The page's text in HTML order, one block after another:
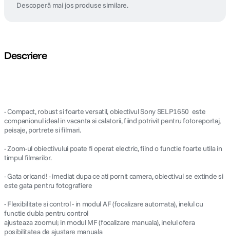
Descoperă mai jos produse similare.
Descriere
- Compact, robust si foarte versatil, obiectivul Sony SELP1650 este
companionul ideal in vacanta si calatorii, fiind potrivit pentru fotoreportaj,
peisaje, portrete si filmari.
- Zoom-ul obiectivului poate fi operat electric, fiind o functie foarte utila in
timpul filmarilor.
- Gata oricand! - imediat dupa ce ati pornit camera, obiectivul se extinde si
este gata pentru fotografiere
- Flexibilitate si control - in modul AF (focalizare automata), inelul cu
functie dubla pentru control
ajusteaza zoomul; in modul MF (focalizare manuala), inelul ofera
posibilitatea de ajustare manuala